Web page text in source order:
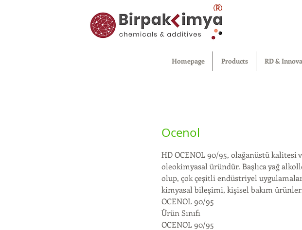
®
Homepage Products RD &
Ocenol
HD OCENOL 90/95, olağanüstü
oleokimyasal üründür. Başlıca yağ
olup, çok çeşitli endüstriyel
kimyasal bileşimi, kişisel bakım
OCENOL 90/95
Ürün Sınıfı
OCENOL 90/95